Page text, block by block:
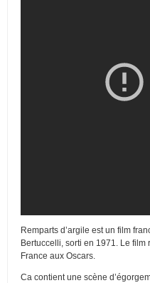
Remparts d’argile est un film
Bertuccelli, sorti en 1971. Le
France aux Oscars.
Ca contient une scène